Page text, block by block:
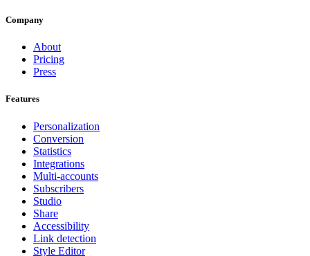
Company
About
Pricing
Press
Features
Personalization
Conversion
Statistics
Integrations
Multi-accounts
Subscribers
Studio
Share
Accessibility
Link detection
Style Editor